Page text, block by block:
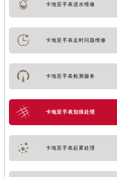
卡地亚手表进水维修
卡地亚手表走时问题维修
卡地亚手表检测服务
卡地亚手表划痕处理
卡地亚手表起雾处理